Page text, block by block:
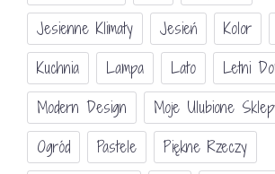
Jesienne Klimaty
Jesień Kolor
Kuchnia
Lampa Lato
Letni
Modern Design
Moje Ulubione
Ogród
Pastele
Piękne Rzeczy